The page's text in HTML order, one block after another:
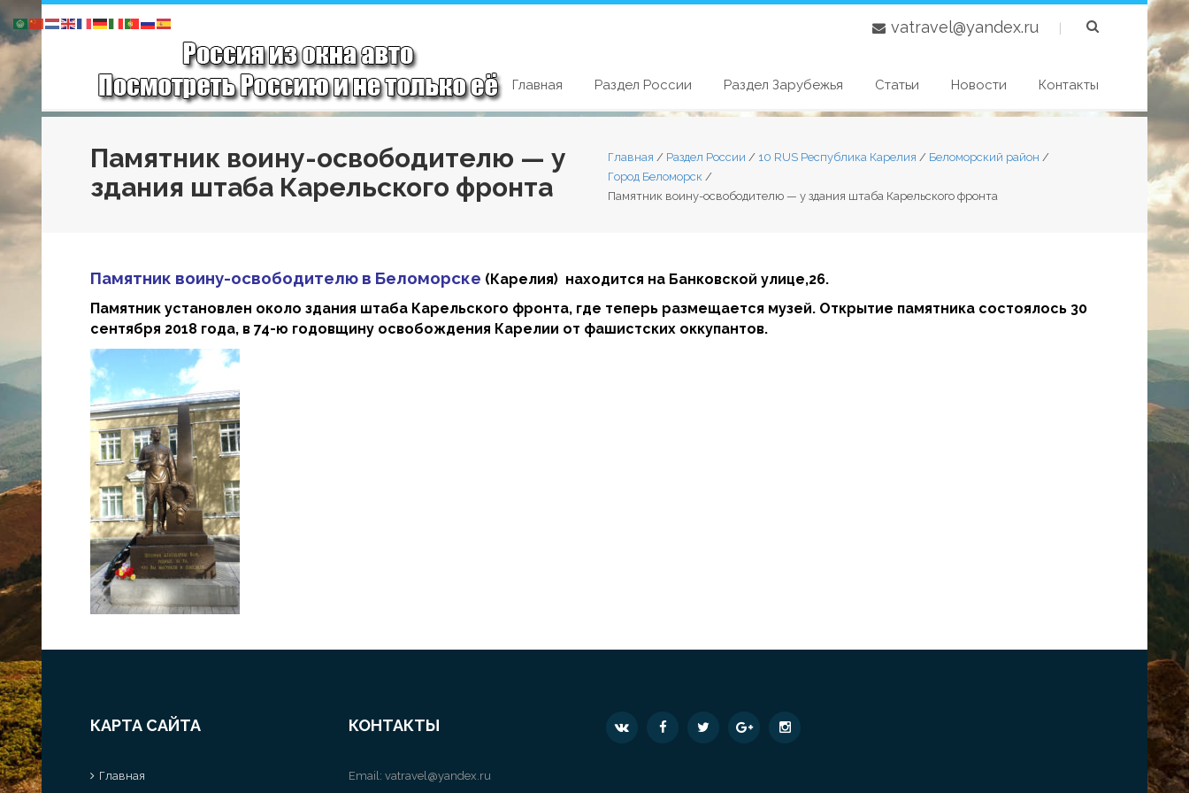
vatravel@yandex.ru |
Главная Раздел России Раздел Зарубежья Статьи Новости Контакты
Памятник воину-освободителю — у
здания штаба Карельского фронта
Главная / Раздел России / 10 RUS Республика Карелия / Беломорский район /
Город Беломорск /
Памятник воину-освободителю — у здания штаба Карельского фронта
Памятник воину-освободителю в Беломорске (Карелия) находится на Банковской улице,26.
Памятник установлен около здания штаба Карельского фронта, где теперь размещается музей. Открытие памятника состоялось 30
сентября 2018 года, в 74-ю годовщину освобождения Карелии от фашистских оккупантов.
КАРТА САЙТА
Главная
КОНТАКТЫ
Email: vatravel@yandex.ru